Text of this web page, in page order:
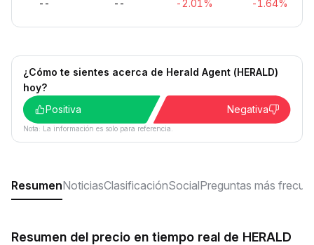
-- -- -2.01% -1.64%
¿Cómo te sientes acerca de Herald Agent (HERALD)
hoy?
Positiva
Negativa
Nota: La información es solo para referencia.
ResumenNoticiasClasificaciónSocialPreguntas más
Resumen del precio en tiempo real de HERALD